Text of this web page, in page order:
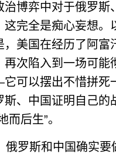
博弈中对于俄罗斯
完全是痴心妄想。
美国在经历了阿富
次陷入到一场可能
可以摆出不惜拼死
、中国证明自己的
后生”。
罗斯和中国确实要